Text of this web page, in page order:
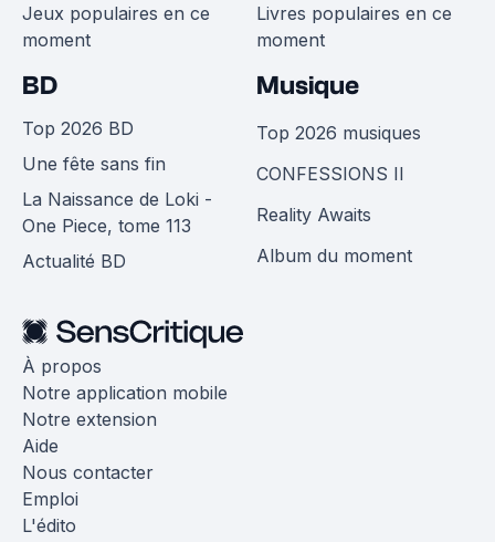
Jeux populaires en ce
moment
Livres populaires en ce
moment
BD
Top 2026 BD
Une fête sans fin
La Naissance de Loki -
One Piece, tome 113
Actualité BD
Musique
Top 2026 musiques
CONFESSIONS II
Reality Awaits
Album du moment
À propos
Notre application mobile
Notre extension
Aide
Nous contacter
Emploi
L'édito